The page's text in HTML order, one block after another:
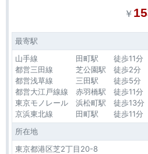
￥
最寄駅
山手線 田町駅 徒歩11分
都営三田線 芝公園駅 徒歩2分
都営浅草線 三田駅 徒歩5分
都営大江戸線線 赤羽橋駅 徒歩11分
東京モノレール 浜松町駅 徒歩13分
京浜東北線 田町駅 徒歩11分
所在地
東京都港区芝2丁目20-8